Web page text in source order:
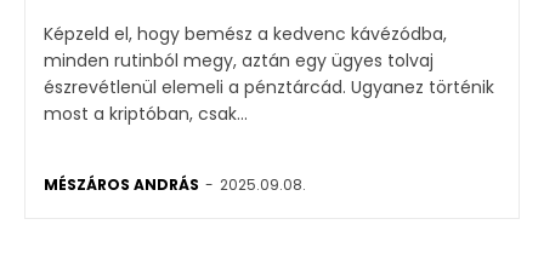
Képzeld el, hogy bemész a kedvenc kávézódba,
minden rutinból megy, aztán egy ügyes tolvaj
észrevétlenül elemeli a pénztárcád. Ugyanez történik
most a kriptóban, csak...
MÉSZÁROS ANDRÁS - 2025.09.08.